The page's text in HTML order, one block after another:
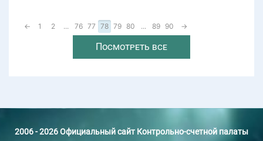
← 1 2 ... 76 77 78 79 80 ... 89 90 →
Посмотреть все
2006 - 2026 Официальный сайт Контрольно-счетной палаты